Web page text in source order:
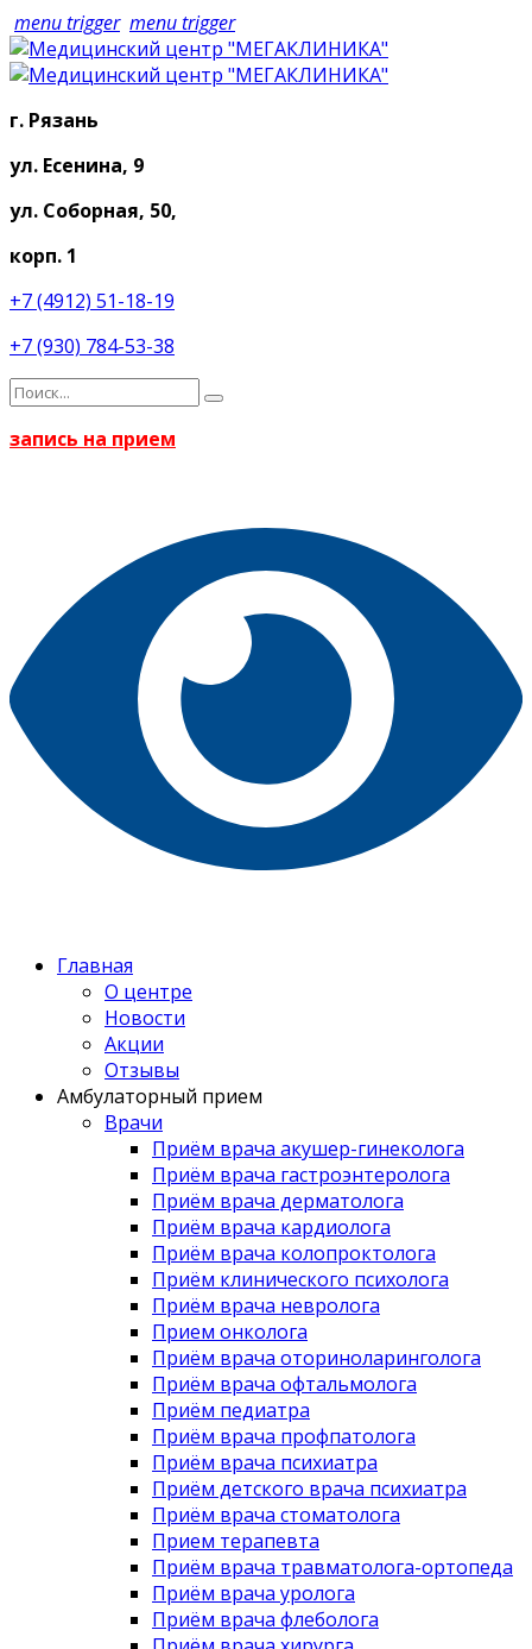
menu trigger menu trigger
г. Рязань
ул. Есенина, 9
ул. Соборная, 50,
корп. 1
+7 (4912) 51-18-19
+7 (930) 784-53-38
запись на прием
Главная
О центре
Новости
Акции
Отзывы
Амбулаторный прием
Врачи
Приём врача акушер-гинеколога
Приём врача гастроэнтеролога
Приём врача дерматолога
Приём врача кардиолога
Приём врача колопроктолога
Приём клинического психолога
Приём врача невролога
Прием онколога
Приём врача оториноларинголога
Приём врача офтальмолога
Приём педиатра
Приём врача профпатолога
Приём врача психиатра
Приём детского врача психиатра
Приём врача стоматолога
Прием терапевта
Приём врача травматолога-ортопеда
Приём врача уролога
Приём врача флеболога